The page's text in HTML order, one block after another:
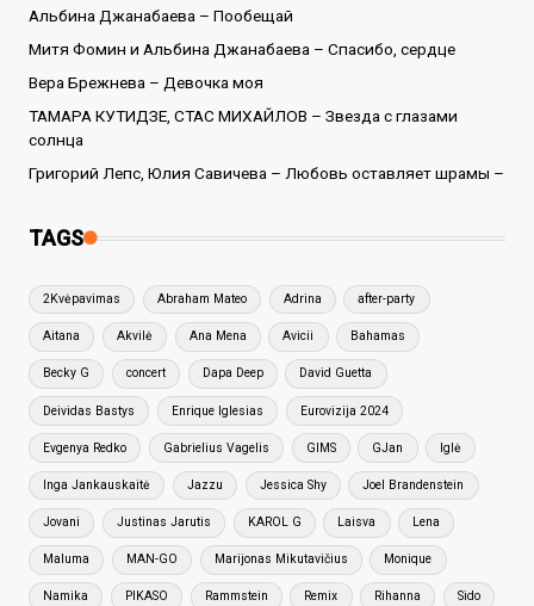
Альбина Джанабаева – Пообещай
Митя Фомин и Альбина Джанабаева – Спасибо, сердце
Вера Брежнева – Девочка моя
ТАМАРА КУТИДЗЕ, СТАС МИХАЙЛОВ – Звезда с глазами
солнца
Григорий Лепс, Юлия Савичева – Любовь оставляет шрамы –
TAGS
2Kvėpavimas Abraham Mateo Adrina after-party
Aitana Akvilė Ana Mena Avicii Bahamas
Becky G concert Dapa Deep David Guetta
Deividas Bastys Enrique Iglesias Eurovizija 2024
Evgenya Redko Gabrielius Vagelis GIMS GJan Iglė
Inga Jankauskaitė Jazzu Jessica Shy Joel Brandenstein
Jovani Justinas Jarutis KAROL G Laisva Lena
Maluma MAN-GO Marijonas Mikutavičius Monique
Namika PIKASO Rammstein Remix Rihanna Sido